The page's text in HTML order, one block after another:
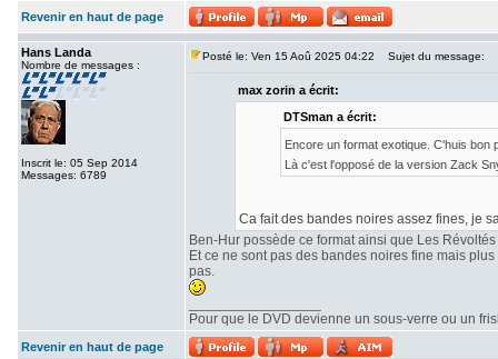
Revenir en haut de page
Hans Landa
Nombre de messages :
Inscrit le: 05 Sep 2014
Messages: 6789
Posté le: Ven 15 Aoû 2025 04:22 Sujet du message:
max zorin a écrit:
DTSman a écrit:
Encore un format exotique. C'huis
Là c'est l'opposé de la version Zack
Ca fait des bandes noires assez fines, je
Ben-Hur possède ce format ainsi que Les
Et ce ne sont pas des bandes noires fine mais
pas.
Pour que le DVD devienne un sous-verre ou un
Revenir en haut de page